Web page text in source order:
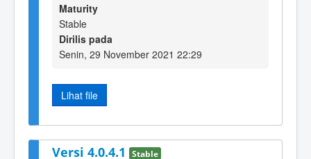
Maturity
Stable
Dirilis pada
Senin, 29 November 2021 22:29
Lihat file
Versi 4.0.4.1 Stable